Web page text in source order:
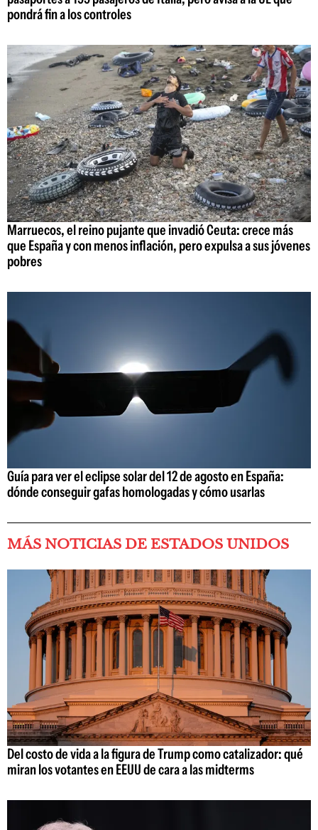
pondrá fin a los controles
Marruecos, el reino pujante que invadió Ceuta: crece más
que España y con menos inflación, pero expulsa a sus jóvenes
pobres
Guía para ver el eclipse solar del 12 de agosto en España:
dónde conseguir gafas homologadas y cómo usarlas
MÁS NOTICIAS DE ESTADOS UNIDOS
Del costo de vida a la figura de Trump como catalizador: qué
miran los votantes en EEUU de cara a las midterms